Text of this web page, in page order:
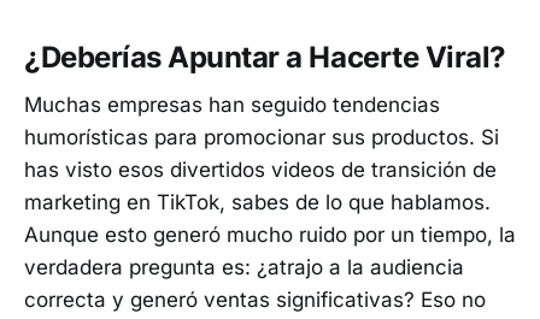
¿Deberías Apuntar a Hacerte Viral?
Muchas empresas han seguido tendencias
humorísticas para promocionar sus productos. Si
has visto esos divertidos videos de transición de
marketing en TikTok, sabes de lo que hablamos.
Aunque esto generó mucho ruido por un tiempo, la
verdadera pregunta es: ¿atrajo a la audiencia
correcta y generó ventas significativas? Eso no